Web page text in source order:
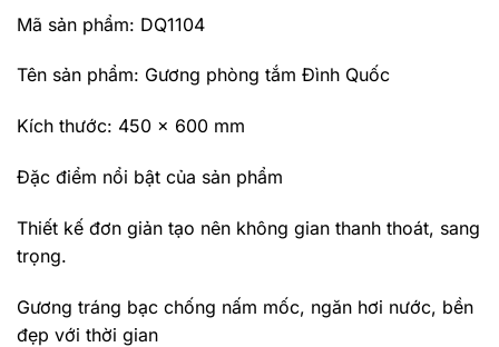
Mã sản phẩm: DQ1104
Tên sản phẩm: Gương phòng tắm Đình Quốc
Kích thước: 450 x 600 mm
Đặc điểm nổi bật của sản phẩm
Thiết kế đơn giản tạo nên không gian thanh thoát, sang
trọng.
Gương tráng bạc chống nấm mốc, ngăn hơi nước, bền
đẹp với thời gian